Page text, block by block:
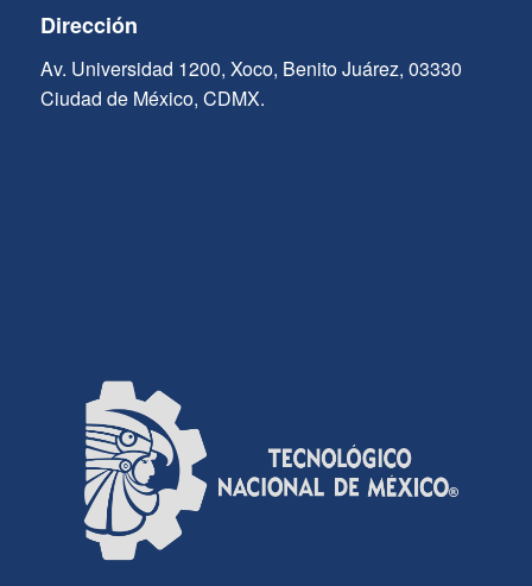
Dirección
Av. Universidad 1200, Xoco, Benito Juárez, 03330
Ciudad de México, CDMX.